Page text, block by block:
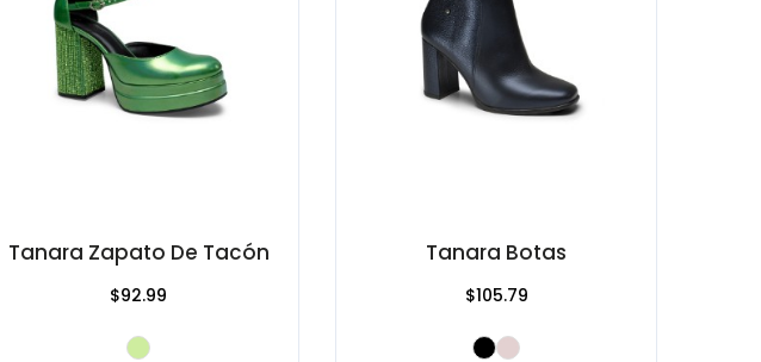
Tanara Zapato De Tacón
$92.99
Tanara Botas
$105.79